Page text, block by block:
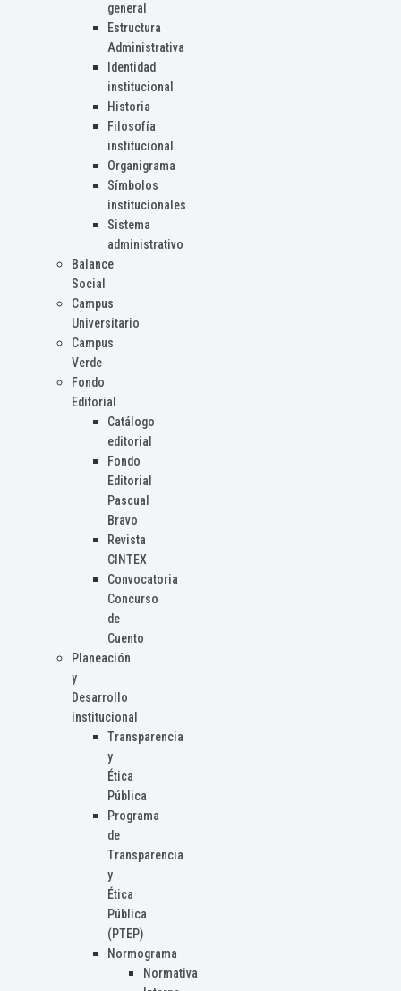
general
Estructura
Administrativa
Identidad
institucional
Historia
Filosofía
institucional
Organigrama
Símbolos
institucionales
Sistema
administrativo
Balance
Social
Campus
Universitario
Campus
Verde
Fondo
Editorial
Catálogo
editorial
Fondo
Editorial
Pascual
Bravo
Revista
CINTEX
Convocatoria
Concurso
de
Cuento
Planeación
y
Desarrollo
institucional
Transparencia
y
Ética
Pública
Programa
de
Transparencia
y
Ética
Pública
(PTEP)
Normograma
Normativa